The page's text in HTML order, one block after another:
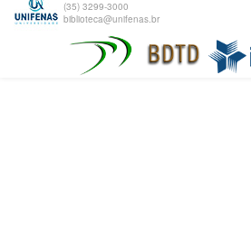
(35) 3299-3000
biblioteca@unifenas.br